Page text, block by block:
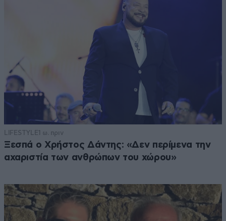
LIFESTYLE1 ω. πριν
Ξεσπά ο Χρήστος Δάντης: «Δεν περίμενα την
αχαριστία των ανθρώπων του χώρου»